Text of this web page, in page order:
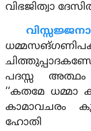
വിഭജിത്വാ
വിസ്സജ്ജനാ
പദസ്സ അത്ഥം
‘‘കതമേ
കാമാവചരം
ഹോതി